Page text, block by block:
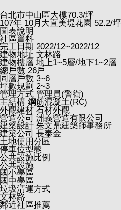
台北市中山區大樓70.3/坪
107年 10月大直美堤花園 52.2/坪
圖表說明
社區資料
完工日期 2022/12~2022/12
建物地址 文林路
建物樓層 地上1~5層/地下1~2層
總戶數 26戶
同層戶數 3~6
坪數規劃 2~3
管理方式 管理員(警衛)
主結構 鋼筋混凝土(RC)
外觀建材 石材外觀
營造公司 洲義營造有限公司
建築設計 朱文鼎建築師事務所
建築公司 長泰金
土地使用分區
停車位型態
公共設施比例
公共設施
國小學區
國中學區
垃圾清運方式
文林路
鄰近社區推薦